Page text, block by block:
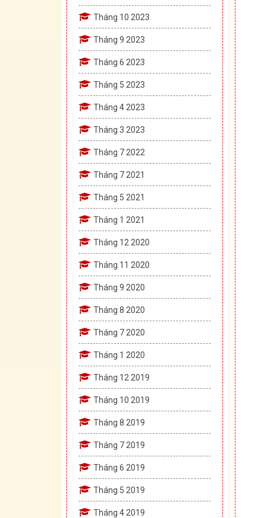
Tháng 10 2023
Tháng 9 2023
Tháng 6 2023
Tháng 5 2023
Tháng 4 2023
Tháng 3 2023
Tháng 7 2022
Tháng 7 2021
Tháng 5 2021
Tháng 1 2021
Tháng 12 2020
Tháng 11 2020
Tháng 9 2020
Tháng 8 2020
Tháng 7 2020
Tháng 1 2020
Tháng 12 2019
Tháng 10 2019
Tháng 8 2019
Tháng 7 2019
Tháng 6 2019
Tháng 5 2019
Tháng 4 2019